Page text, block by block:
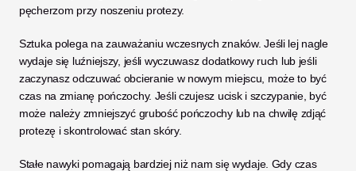
pęcherzom przy noszeniu protezy.
Sztuka polega na zauważaniu wczesnych znaków. Jeśli lej nagle
wydaje się luźniejszy, jeśli wyczuwasz dodatkowy ruch lub jeśli
zaczynasz odczuwać obcieranie w nowym miejscu, może to być
czas na zmianę pończochy. Jeśli czujesz ucisk i szczypanie, być
może należy zmniejszyć grubość pończochy lub na chwilę zdjąć
protezę i skontrolować stan skóry.
Stałe nawyki pomagają bardziej niż nam się wydaje. Gdy czas